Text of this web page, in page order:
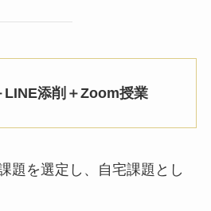
LINE添削＋Zoom授業
題を選定し、自宅課題とし